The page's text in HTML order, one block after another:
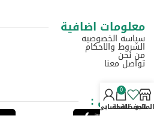
معلومات اضافية
سياسه الخصوصيه
الشروط والاحكام
من نحن
تواصل معنا
متاح علي :المتجرالمفضلة
0
السلةحسابي